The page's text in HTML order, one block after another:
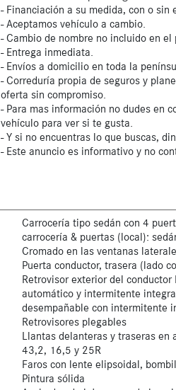
- Financiación a su medida, con o sin
- Aceptamos vehículo a cambio.
- Cambio de nombre no incluido en
- Entrega inmediata.
- Envíos a domicilio en toda la
- Correduría propia de seguros y
oferta sin compromiso.
- Para mas información no dudes en
vehículo para ver si te gusta.
- Y si no encuentras lo que buscas,
- Este anuncio es informativo y no
Carrocería tipo sedán con 4
carrocería & puertas (local):
Cromado en las ventanas
Puerta conductor, trasera (lado
Retrovisor exterior del
automático y intermitente
desempañable con intermitente
Retrovisores plegables
Llantas delanteras y traseras en
43,2, 16,5 y 25R
Faros con lente elipsoidal,
Pintura sólida